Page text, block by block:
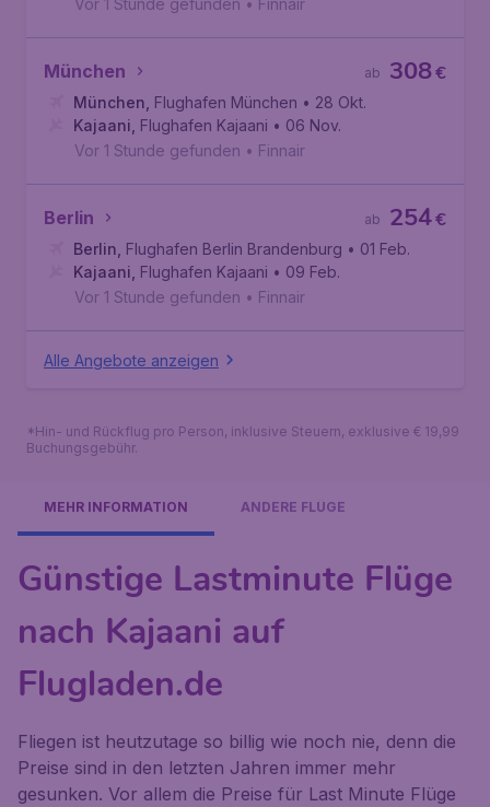
Vor 1 Stunde gefunden • Finnair
München €
308
ab
München Flughafen München • 28 Okt.
Kajaani Flughafen Kajaani • 06 Nov.
Vor 1 Stunde gefunden • Finnair
Berlin €
254
ab
Berlin Flughafen Berlin Brandenburg • 01 Feb.
Kajaani Flughafen Kajaani • 09 Feb.
Vor 1 Stunde gefunden • Finnair
Alle Angebote anzeigen
*Hin- und Rückflug pro Person, inklusive Steuern, exklusive € 19,99
Buchungsgebühr.
MEHR INFORMATION ANDERE FLÜGE
Günstige Lastminute Flüge
nach Kajaani auf
Flugladen.de
Fliegen ist heutzutage so billig wie noch nie, denn die
Preise sind in den letzten Jahren immer mehr
gesunken. Vor allem die Preise für Last Minute Flüge